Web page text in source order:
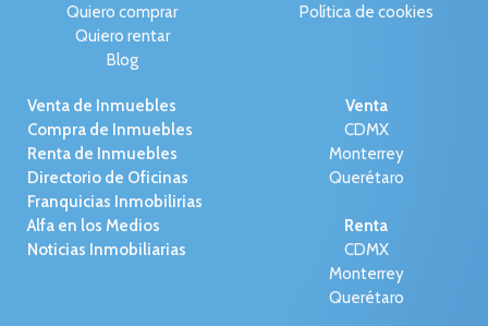
Quiero comprar
Quiero rentar
Blog
Política de cookies
Venta de Inmuebles
Compra de Inmuebles
Renta de Inmuebles
Directorio de Oficinas
Franquicias Inmobilirias
Alfa en los Medios
Noticias Inmobiliarias
Venta
CDMX
Monterrey
Querétaro
Renta
CDMX
Monterrey
Querétaro